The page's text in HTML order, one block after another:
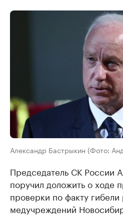
Александр Бастрыкин (Фото:
Председатель СК России
поручил доложить о ходе
проверки по факту
медучреждений